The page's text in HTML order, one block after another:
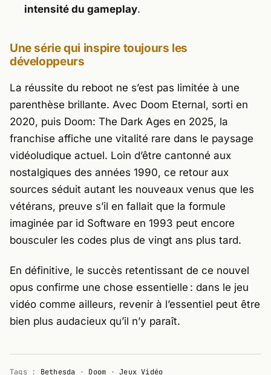
intensité du gameplay.
Une série qui inspire toujours les
développeurs
La réussite du reboot ne s’est pas limitée à une
parenthèse brillante. Avec Doom Eternal, sorti en
2020, puis Doom: The Dark Ages en 2025, la
franchise affiche une vitalité rare dans le paysage
vidéoludique actuel. Loin d’être cantonné aux
nostalgiques des années 1990, ce retour aux
sources séduit autant les nouveaux venus que les
vétérans, preuve s’il en fallait que la formule
imaginée par id Software en 1993 peut encore
bousculer les codes plus de vingt ans plus tard.
En définitive, le succès retentissant de ce nouvel
opus confirme une chose essentielle : dans le jeu
vidéo comme ailleurs, revenir à l’essentiel peut être
bien plus audacieux qu’il n’y paraît.
Tags : Bethesda · Doom ·Jeux Vidéo